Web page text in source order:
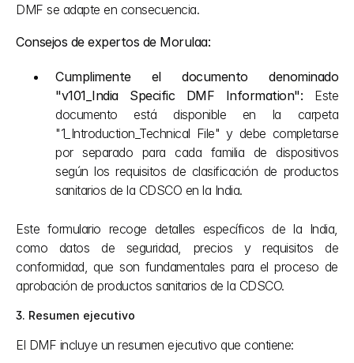
DMF se adapte en consecuencia.
Consejos de expertos de Morulaa:
Cumplimente el documento denominado
"v101_India Specific DMF Information": Este
documento está disponible en la carpeta
"1_Introduction_Technical File" y debe completarse
por separado para cada familia de dispositivos
según los requisitos de clasificación de productos
sanitarios de la CDSCO en la India.
Este formulario recoge detalles específicos de la India,
como datos de seguridad, precios y requisitos de
conformidad, que son fundamentales para el proceso de
aprobación de productos sanitarios de la CDSCO.
3. Resumen ejecutivo
El DMF incluye un resumen ejecutivo que contiene: